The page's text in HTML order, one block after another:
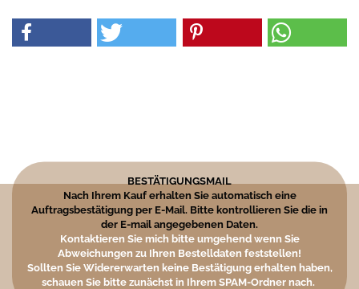
BESTÄTIGUNGSMAIL
Nach Ihrem Kauf erhalten Sie automatisch eine
Auftragsbestätigung per E-Mail. Bitte kontrollieren Sie die in
der E-mail angegebenen Daten.
Kontaktieren Sie mich bitte umgehend wenn Sie
Abweichungen zu Ihren Bestelldaten feststellen!
Sollten Sie Widererwarten keine Bestätigung erhalten haben,
schauen Sie bitte zunächst in Ihrem SPAM-Ordner nach.